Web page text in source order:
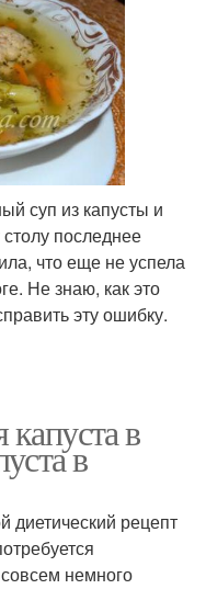
суп из капусты и
последнее
что еще не успела
Не знаю, как это
эту ошибку.
капуста в
в
диетический рецепт
немного